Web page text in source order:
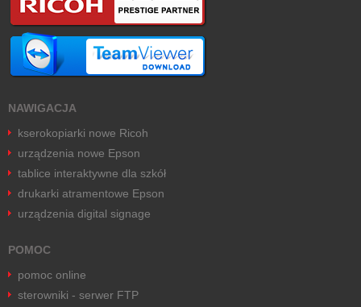
NAWIGACJA
kserokopiarki nowe Ricoh
urządzenia nowe Epson
tablice interaktywne dla szkół
drukarki atramentowe Epson
urządzenia digital signage
POMOC
pomoc online
sterowniki - serwer FTP